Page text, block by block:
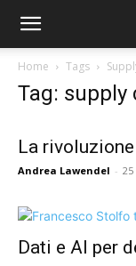
Home Tags
Tag: supply
La
Andrea Lawendel - 25
Dati e AI per